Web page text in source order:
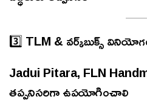
3️⃣ TLM & వర్క్‌బుక్స్
Jadui Pitara, FLN
తప్పనిసరిగా ఉపయోగించాలి